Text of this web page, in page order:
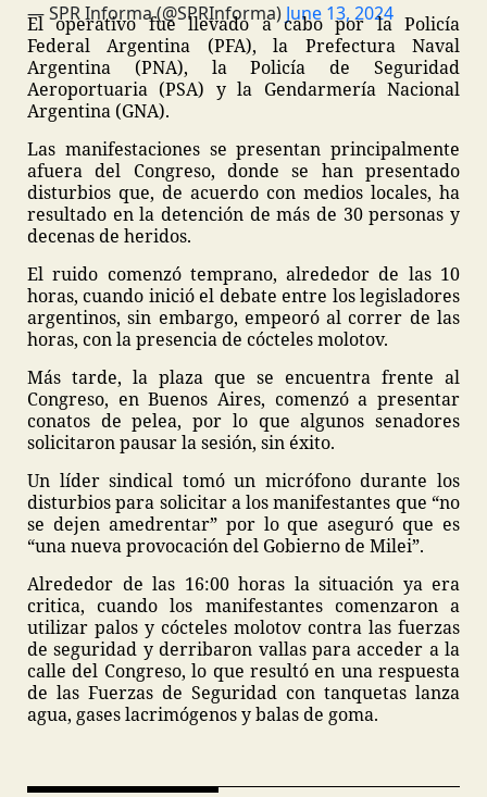
— SPR Informa (@SPRInforma) June 13, 2024
El operativo fue llevado a cabo por la Policía
Federal Argentina (PFA), la Prefectura Naval
Argentina (PNA), la Policía de Seguridad
Aeroportuaria (PSA) y la Gendarmería Nacional
Argentina (GNA).
Las manifestaciones se presentan principalmente
afuera del Congreso, donde se han presentado
disturbios que, de acuerdo con medios locales, ha
resultado en la detención de más de 30 personas y
decenas de heridos.
El ruido comenzó temprano, alrededor de las 10
horas, cuando inició el debate entre los legisladores
argentinos, sin embargo, empeoró al correr de las
horas, con la presencia de cócteles molotov.
Más tarde, la plaza que se encuentra frente al
Congreso, en Buenos Aires, comenzó a presentar
conatos de pelea, por lo que algunos senadores
solicitaron pausar la sesión, sin éxito.
Un líder sindical tomó un micrófono durante los
disturbios para solicitar a los manifestantes que “no
se dejen amedrentar” por lo que aseguró que es
“una nueva provocación del Gobierno de Milei”.
Alrededor de las 16:00 horas la situación ya era
critica, cuando los manifestantes comenzaron a
utilizar palos y cócteles molotov contra las fuerzas
de seguridad y derribaron vallas para acceder a la
calle del Congreso, lo que resultó en una respuesta
de las Fuerzas de Seguridad con tanquetas lanza
agua, gases lacrimógenos y balas de goma.